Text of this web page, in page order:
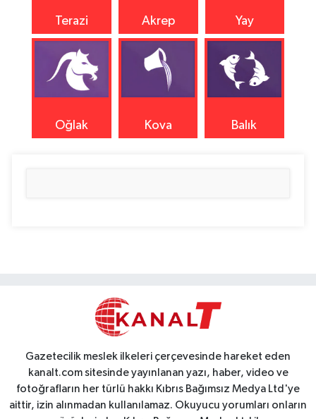
Terazi Akrep Yay
Oğlak Kova Balık
Gazetecilik meslek ilkeleri çerçevesinde hareket eden
kanalt.com sitesinde yayınlanan yazı, haber, video ve
fotoğrafların her türlü hakkı Kıbrıs Bağımsız Medya Ltd'ye
aittir, izin alınmadan kullanılamaz. Okuyucu yorumları onların